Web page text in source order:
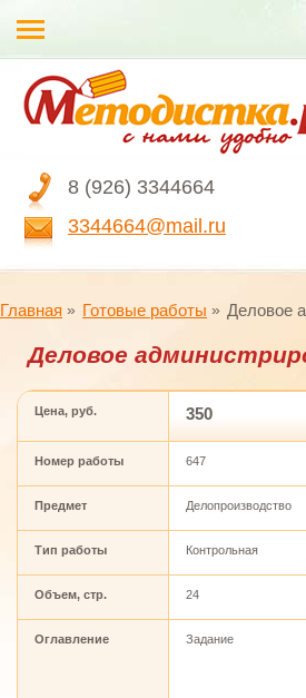
8 (926) 3344664
3344664@mail.ru
Главная Готовые работы Деловое
Деловое
Цена, руб. 350
Номер работы 647
Предмет Делопроизводство
Тип работы Контрольная
Объем, стр. 24
Оглавление Задание